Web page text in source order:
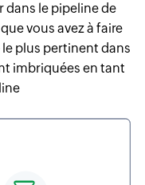
dans le pipeline de
vous avez à faire
plus pertinent dans
imbriquées en tant